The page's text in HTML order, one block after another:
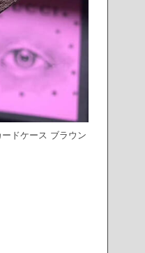
ドケース ブラウン